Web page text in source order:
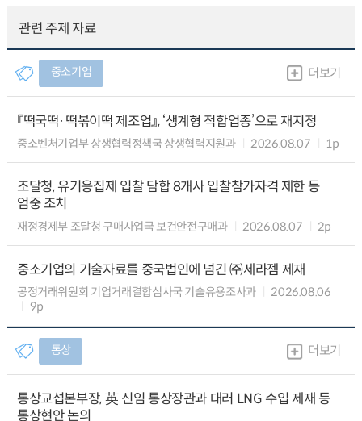
관련 주제 자료
중소기업 더보기
『떡국떡·떡볶이떡 제조업』, ‘생계형 적합업종’으로 재지정
중소벤처기업부 상생협력정책국 상생협력지원과 2026.08.07 1p
조달청, 유기응집제 입찰 담합 8개사 입찰참가자격 제한 등
엄중 조치
재정경제부 조달청 구매사업국 보건안전구매과 2026.08.07 2p
중소기업의 기술자료를 중국법인에 넘긴 ㈜세라젬 제재
공정거래위원회 기업거래결합심사국 기술유용조사과
2026.08.06
9p
통상 더보기
통상교섭본부장, 英 신임 통상장관과 대러 LNG 수입 제재 등
통상현안 논의